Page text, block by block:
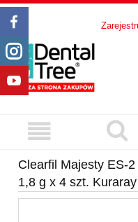
Clearfil Majesty ES-
1,8 g x 4 szt. Kuraray